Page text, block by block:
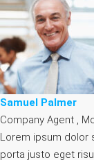
Samuel Palmer
Company Agent ,
Lorem ipsum dolor
porta justo eget